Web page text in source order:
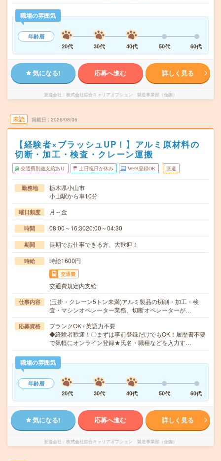
職場の雰囲気
年齢層
20代
30代 40代 50代 60代
気になる! 応募へ進む 詳しく見る
派遣会社 株式会社綜合キャリアオプション 製造事業部（全国）
未読 掲載日 2026/08/06
【経験者×ブラッシュUP！】アルミ原材料の
切断・加工・検査・クレーン運搬
交通費別途支給あり 土日祝日が休み WEB登録OK 派遣
勤務地
栃木県小山市
小山駅から車10分
曜日頻度 月～金
時間 08:00～16:3020:00～04:30
期間 長期でお仕事できる方、大歓迎！
時給 時給1600円
交通費
交通費規定内支給
仕事内容
(玉掛・クレーン5トン未満)アルミ製品の切削・加工・検
査・マシンオペレーター業務。切断オペレーターが…
応募資格
ブランクOK / 英語力不要
◆経験者歓迎！〇まずは事前登録だけでもOK！履歴書不要
で気軽にオンライン登録★氏名・職種などを入力す…
職場の雰囲気
年齢層
20代
30代 40代 50代 60代
気になる! 応募へ進む 詳しく見る
派遣会社 株式会社綜合キャリアオプション 製造事業部（全国）